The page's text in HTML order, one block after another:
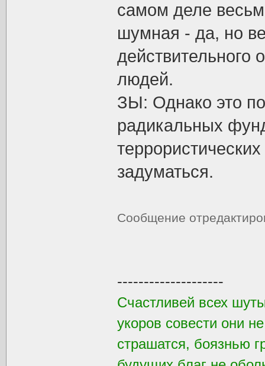
самом деле
шумная - да, но
действительного
людей.
ЗЫ: Однако это
радикальных
задуматься.
Сообщение
--------------------
Счастливей всех
укоров совести они
страшатся, боязнью